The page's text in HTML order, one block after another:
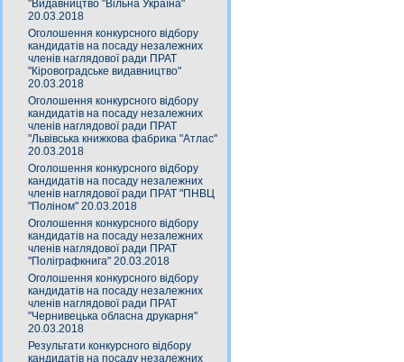
"Видавництво "Вільна Україна"
20.03.2018
Оголошення конкурсного відбору
кандидатів на посаду незалежних
членів наглядової ради ПРАТ
"Кіровоградське видавництво"
20.03.2018
Оголошення конкурсного відбору
кандидатів на посаду незалежних
членів наглядової ради ПРАТ
"Львівська книжкова фабрика "Атлас"
20.03.2018
Оголошення конкурсного відбору
кандидатів на посаду незалежних
членів наглядової ради ПРАТ "ПНВЦ
"Поліном" 20.03.2018
Оголошення конкурсного відбору
кандидатів на посаду незалежних
членів наглядової ради ПРАТ
"Поліграфкнига" 20.03.2018
Оголошення конкурсного відбору
кандидатів на посаду незалежних
членів наглядової ради ПРАТ
"Чернивецька обласна друкарня"
20.03.2018
Результати конкурсного відбору
кандидатів на посаду незалежних